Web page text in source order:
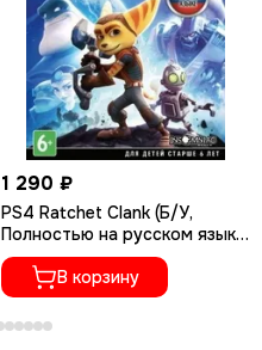
1 290 ₽
PS4 Ratchet Сlank (Б/У,
Полностью на русском языке,
CUSA-01073)
В корзину